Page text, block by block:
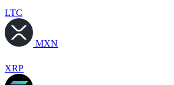
LTC
MXN
XRP